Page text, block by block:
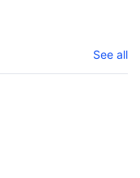
See all